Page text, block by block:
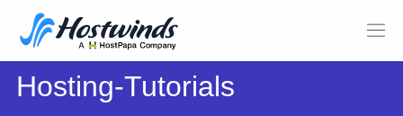
Hosting-Tutorials